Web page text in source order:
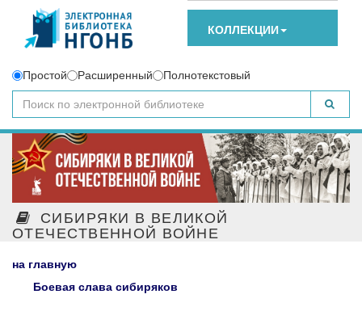
КОЛЛЕКЦИИ
Простой Расширенный Полнотекстовый
СИБИРЯКИ В ВЕЛИКОЙ
ОТЕЧЕСТВЕННОЙ ВОЙНЕ
на главную
Боевая слава сибиряков